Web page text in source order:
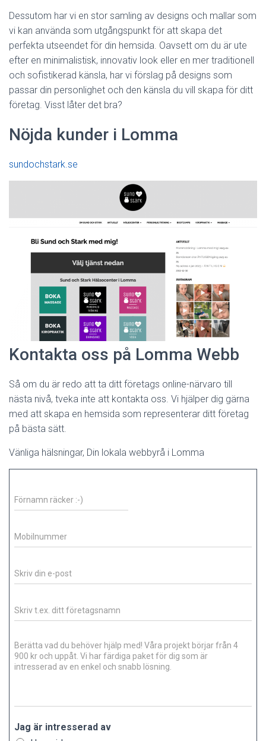
Dessutom har vi en stor samling av designs och mallar som
vi kan använda som utgångspunkt för att skapa det
perfekta utseendet för din hemsida. Oavsett om du är ute
efter en minimalistisk, innovativ look eller en mer traditionell
och sofistikerad känsla, har vi förslag på designs som
passar din personlighet och den känsla du vill skapa för ditt
företag. Visst låter det bra?
Nöjda kunder i Lomma
sundochstark.se
Kontakta oss på Lomma Webb
Så om du är redo att ta ditt företags online-närvaro till
nästa nivå, tveka inte att kontakta oss. Vi hjälper dig gärna
med att skapa en hemsida som representerar ditt företag
på bästa sätt.
Vänliga hälsningar, Din lokala webbyrå i Lomma
Jag är intresserad av